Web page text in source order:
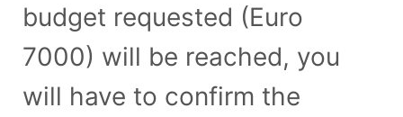
budget requested (Euro
7000) will be reached, you
will have to confirm the